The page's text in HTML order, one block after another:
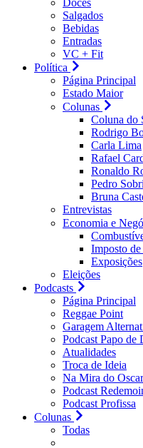
Salgados
Bebidas
Entradas
VC + Fit
Política
Página Principal
Estado Maior
Colunas
Coluna do
Rodrigo
Carla Lima
Rafael
Ronaldo
Pedro
Bruna
Entrevistas
Economia e
Imposto de
Exposições
Eleições
Podcasts
Página Principal
Reggae Point
Garagem
Podcast Papo de
Atualidades
Troca de Ideia
Na Mira do Oscar
Podcast
Podcast Profissa
Colunas
Todas